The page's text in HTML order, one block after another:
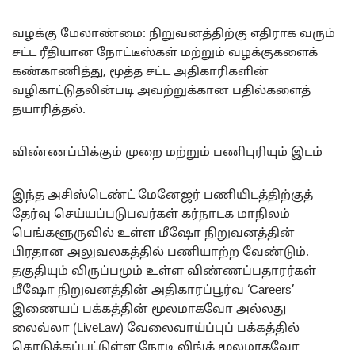
வழக்கு மேலாண்மை: நிறுவனத்திற்கு எதிராக வரும்
சட்ட ரீதியான நோட்டீஸ்கள் மற்றும் வழக்குகளைக்
கண்காணித்து, மூத்த சட்ட அதிகாரிகளின்
வழிகாட்டுதலின்படி அவற்றுக்கான பதில்களைத்
தயாரித்தல்.
விண்ணப்பிக்கும் முறை மற்றும் பணிபுரியும் இடம்
இந்த அசிஸ்டெண்ட் மேனேஜர் பணியிடத்திற்குத்
தேர்வு செய்யப்படுபவர்கள் கர்நாடக மாநிலம்
பெங்களூருவில் உள்ள மீஷோ நிறுவனத்தின்
பிரதான அலுவலகத்தில் பணியாற்ற வேண்டும்.
தகுதியும் விருப்பமும் உள்ள விண்ணப்பதாரர்கள்
மீஷோ நிறுவனத்தின் அதிகாரப்பூர்வ ‘Careers’
இணையப் பக்கத்தின் மூலமாகவோ அல்லது
லைவ்லா (LiveLaw) வேலைவாய்ப்புப் பக்கத்தில்